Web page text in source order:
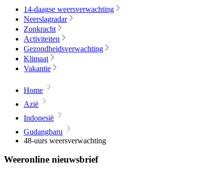
14-daagse weersverwachting
Neerslagradar
Zonkracht
Activiteiten
Gezondheidsverwachting
Klimaat
Vakantie
Home
Azië
Indonesië
Gudangbaru
48-uurs weersverwachting
Weeronline nieuwsbrief